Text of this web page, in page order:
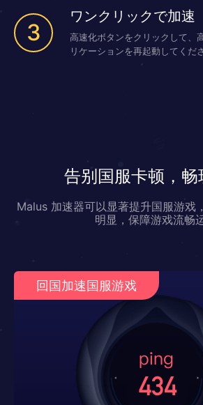
3
ワンクリックで加速
高速化ボタンをクリックして、
リケーションを再起動してくだ
告别国服卡顿，畅
Malus 加速器可以显著提升国服游戏
明显，保障游戏流畅
回国加速国服游戏